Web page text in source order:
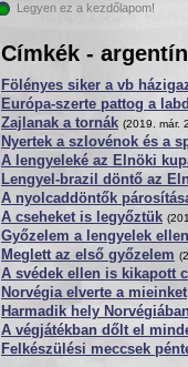
Legyen ez a kezdőlapom!
Címkék -
Fölényes siker a vb
Európa-szerte pattog a
Zajlanak a tornák (2019. már.
Nyertek a szlovénok és a
A lengyeleké az Elnöki
Lengyel-brazil döntő az
A nyolcaddöntők
A cseheket is legyőztük
Győzelem a lengyelek ellen
Meglett az első győzelem
A svédek ellen is kikapott
Norvégia elverte a mieinket
Harmadik hely
A végjátékban dőlt el
Felkészülési meccsek